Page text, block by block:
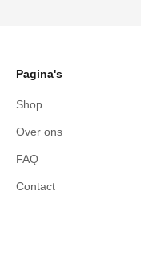
Pagina's
Shop
Over ons
FAQ
Contact